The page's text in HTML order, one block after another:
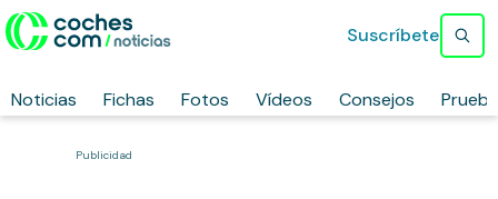
Noticias Fichas Fotos Vídeos Consejos
Suscríbete
Publicidad